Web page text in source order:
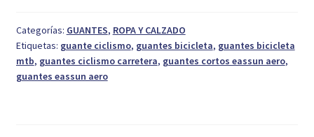
Ngo.
T.
M
cantidad
Categorías: GUANTES, ROPA Y CALZADO
Etiquetas: guante ciclismo, guantes bicicleta, guantes bicicleta
mtb, guantes ciclismo carretera, guantes cortos eassun aero,
guantes eassun aero